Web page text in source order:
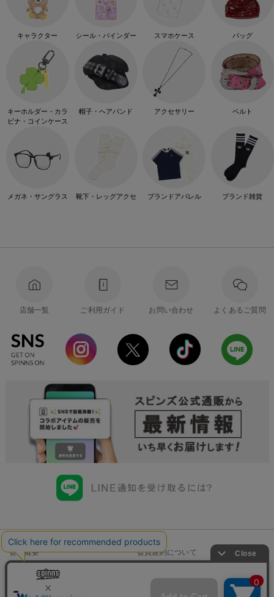
キャラクター シール・バインダー スマホケース バッグ
キーホルダー・カラ
ビナ・コインケース
帽子・ヘアバンド アクセサリー ベルト
メガネ・サングラス 靴下・レッグアクセ ブランドアパレル ブランド雑貨
店舗一覧 ご利用ガイド お問い合わせ よくあるご質問
会社概要 会員規約について
店舗一覧
特定商取引法に基づく表示 古物商許可申請番号一覧